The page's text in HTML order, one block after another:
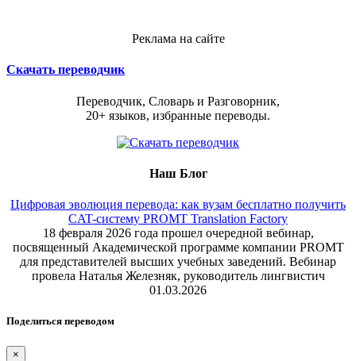
Реклама на сайте
Скачать переводчик
Переводчик, Словарь и Разговорник,
20+ языков, избранные переводы.
Наш Блог
Цифровая эволюция перевода: как вузам бесплатно получить
CAT-систему PROMT Translation Factory
18 февраля 2026 года прошел очередной вебинар,
посвященный Академической программе компании PROMT
для представителей высших учебных заведений. Вебинар
провела Наталья Железняк, руководитель лингвистич
01.03.2026
Поделиться переводом
×